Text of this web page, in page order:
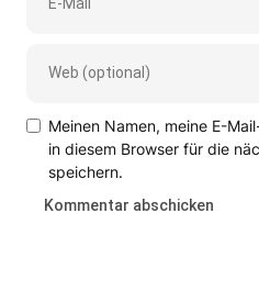
Meinen Namen, meine E-
in diesem Browser für die
speichern.